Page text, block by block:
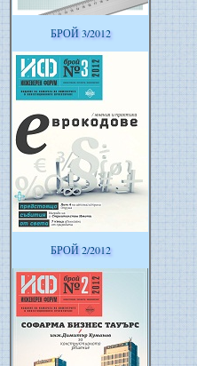
БРОЙ 3/2012
БРОЙ 2/2012